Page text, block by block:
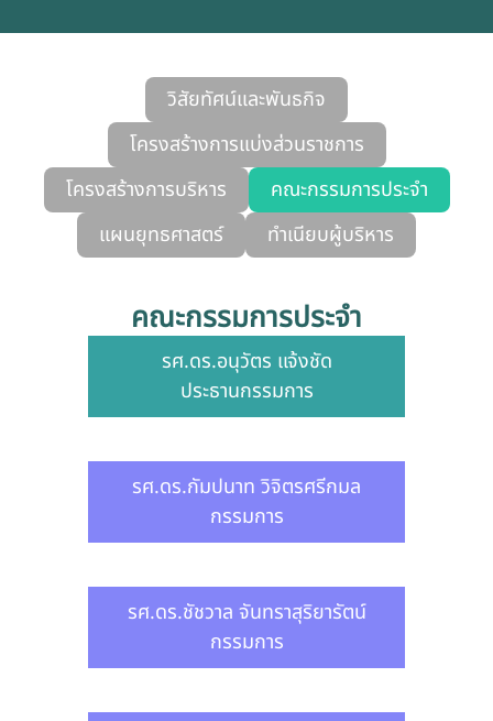
วิสัยทัศน์และพันธกิจ
โครงสร้างการแบ่งส่วนราชการ
โครงสร้างการบริหาร
คณะกรรมการประจำ
แผนยุทธศาสตร์
ทำเนียบผู้บริหาร
คณะกรรมการประจำ
รศ.ดร.อนุวัตร แจ้งชัด
ประธานกรรมการ
รศ.ดร.กัมปนาท วิจิตรศรีกมล
กรรมการ
รศ.ดร.ชัชวาล จันทราสุริยารัตน์
กรรมการ